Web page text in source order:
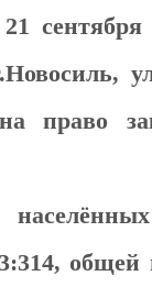
право